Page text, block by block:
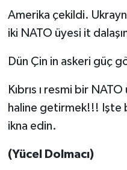
Amerika çekildi.
iki NATO üyesi it
Dün Çin in askeri güç
Kıbrıs ı resmi bir
haline getirmek!!! Işte
ikna edin.
(Yücel Dolmacı)